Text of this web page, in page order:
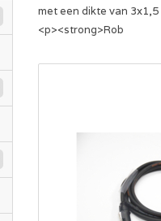
met een dikte van
<p><strong>Rob